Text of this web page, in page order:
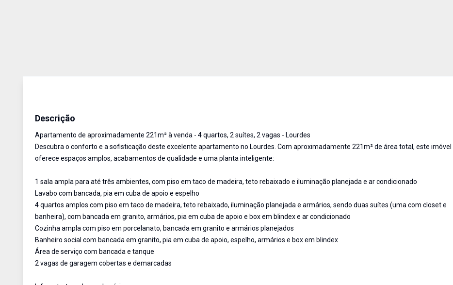
Descrição
Apartamento de aproximadamente 221m² à venda - 4 quartos, 2 suítes, 2 vagas - Lourdes
Descubra o conforto e a sofisticação deste excelente apartamento no Lourdes. Com aproximadamente 221m² de área total, este imóvel
oferece espaços amplos, acabamentos de qualidade e uma planta inteligente:
1 sala ampla para até três ambientes, com piso em taco de madeira, teto rebaixado e iluminação planejada e ar condicionado
Lavabo com bancada, pia em cuba de apoio e espelho
4 quartos amplos com piso em taco de madeira, teto rebaixado, iluminação planejada e armários, sendo duas suítes (uma com closet e
banheira), com bancada em granito, armários, pia em cuba de apoio e box em blindex e ar condicionado
Cozinha ampla com piso em porcelanato, bancada em granito e armários planejados
Banheiro social com bancada em granito, pia em cuba de apoio, espelho, armários e box em blindex
Área de serviço com bancada e tanque
2 vagas de garagem cobertas e demarcadas